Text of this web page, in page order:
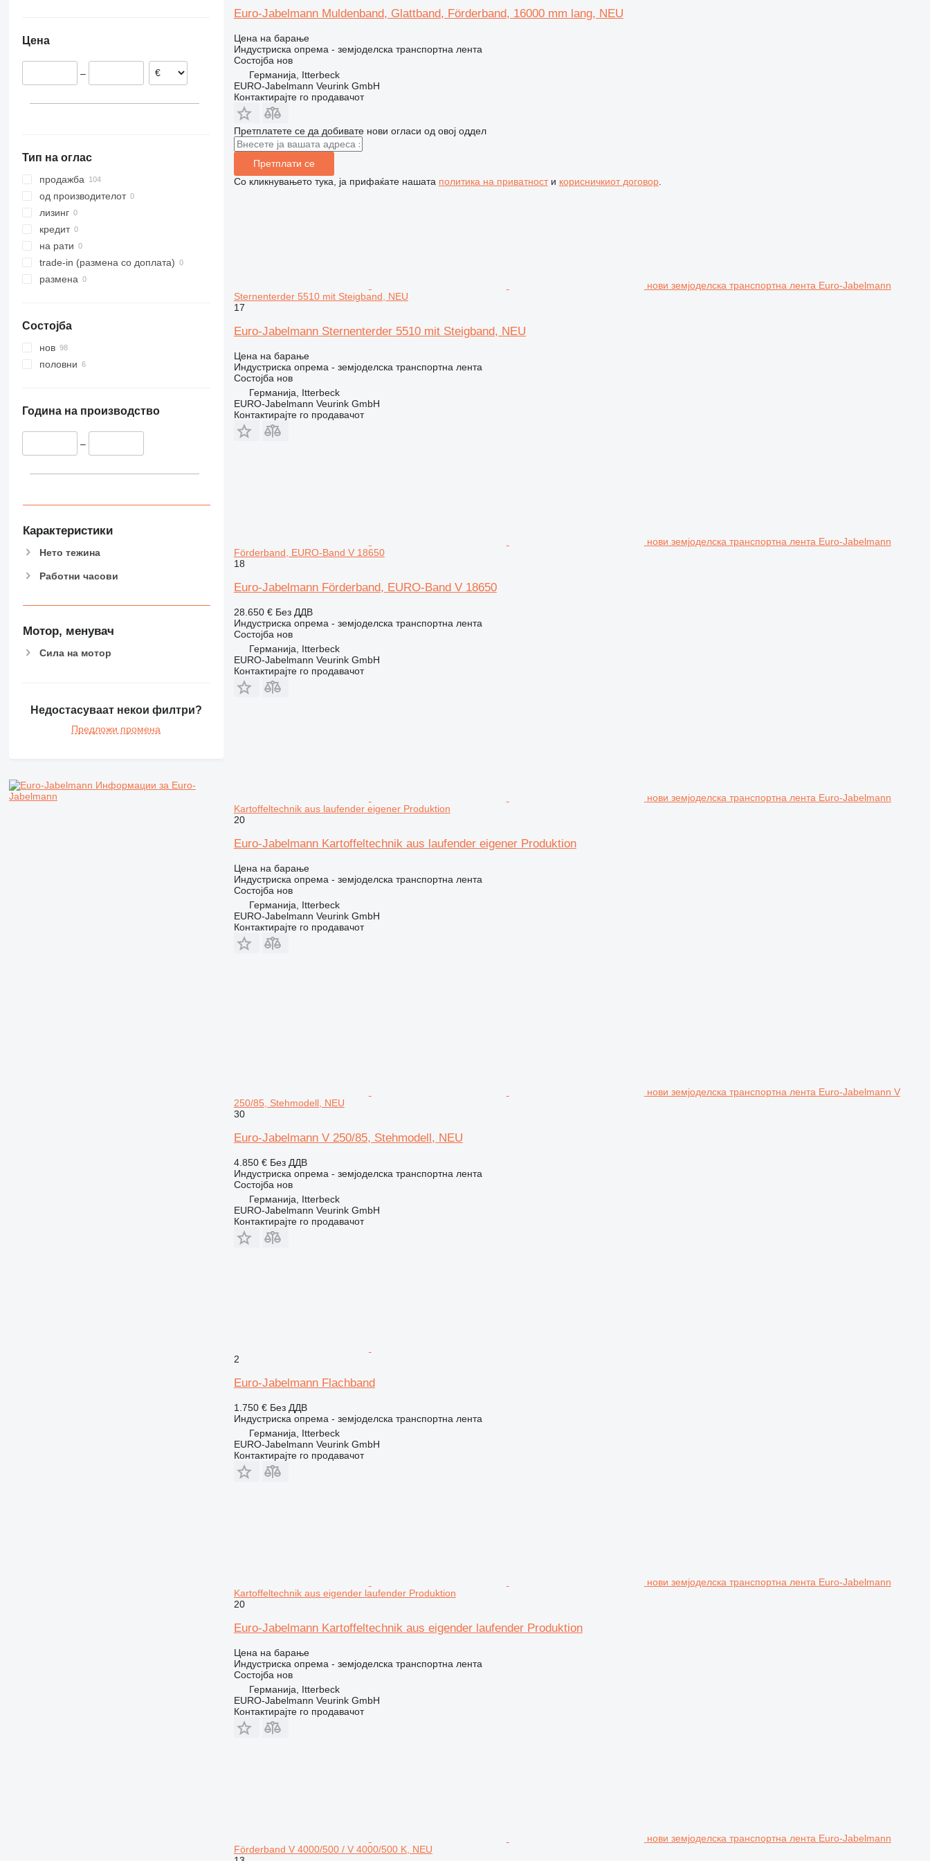
Цена
–
Тип на оглас
продажба
од производителот
лизинг
кредит
на рати
trade-in (размена со доплата)
размена
Состојба
нов
половни
Година на производство
–
Карактеристики
Нето тежина
Работни часови
Мотор, менувач
Сила на мотор
Недостасуваат некои филтри?
Предложи промена
Информации за Euro-
Jabelmann
Euro-Jabelmann Muldenband, Glattband, Förderband, 16000 mm lang, NEU
Цена на барање
Индустриска опрема - земјоделска транспортна лента
Состојба нов
Германија, Itterbeck
EURO-Jabelmann Veurink GmbH
Контактирајте го продавачот
Претплатете се да добивате нови огласи од овој оддел
Претплати се
Со кликнувањето тука, ја прифаќате нашата политика на приватности корисничкиот договор.
нови земјоделска транспортна лента Euro-Jabelmann
Sternenterder 5510 mit Steigband, NEU
17
Euro-Jabelmann Sternenterder 5510 mit Steigband, NEU
Цена на барање
Индустриска опрема - земјоделска транспортна лента
Состојба нов
Германија, Itterbeck
EURO-Jabelmann Veurink GmbH
Контактирајте го продавачот
нови земјоделска транспортна лента Euro-Jabelmann
Förderband, EURO-Band V 18650
18
Euro-Jabelmann Förderband, EURO-Band V 18650
28.650 € Без ДДВ
Индустриска опрема - земјоделска транспортна лента
Состојба нов
Германија, Itterbeck
EURO-Jabelmann Veurink GmbH
Контактирајте го продавачот
нови земјоделска транспортна лента Euro-Jabelmann
Kartoffeltechnik aus laufender eigener Produktion
20
Euro-Jabelmann Kartoffeltechnik aus laufender eigener Produktion
Цена на барање
Индустриска опрема - земјоделска транспортна лента
Состојба нов
Германија, Itterbeck
EURO-Jabelmann Veurink GmbH
Контактирајте го продавачот
нови земјоделска транспортна лента Euro-Jabelmann V
250/85, Stehmodell, NEU
30
Euro-Jabelmann V 250/85, Stehmodell, NEU
4.850 € Без ДДВ
Индустриска опрема - земјоделска транспортна лента
Состојба нов
Германија, Itterbeck
EURO-Jabelmann Veurink GmbH
Контактирајте го продавачот
2
Euro-Jabelmann Flachband
1.750 € Без ДДВ
Индустриска опрема - земјоделска транспортна лента
Германија, Itterbeck
EURO-Jabelmann Veurink GmbH
Контактирајте го продавачот
нови земјоделска транспортна лента Euro-Jabelmann
Kartoffeltechnik aus eigender laufender Produktion
20
Euro-Jabelmann Kartoffeltechnik aus eigender laufender Produktion
Цена на барање
Индустриска опрема - земјоделска транспортна лента
Состојба нов
Германија, Itterbeck
EURO-Jabelmann Veurink GmbH
Контактирајте го продавачот
нови земјоделска транспортна лента Euro-Jabelmann
Förderband V 4000/500 / V 4000/500 K, NEU